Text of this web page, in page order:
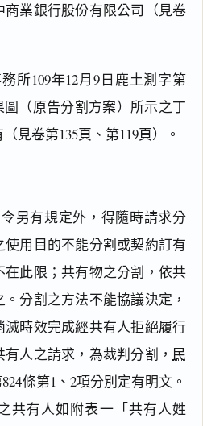
商業銀行股份有限公司（見卷
所109年12月9日鹿土測字第
圖（原告分割方案）所示之丁
見卷第135頁、第119頁）。
另有規定外，得隨時請求分
用目的不能分割或契約訂有
在此限；共有物之分割，依共
分割之方法不能協議決定，
滅時效完成經共有人拒絕履行
人之請求，為裁判分割， 民
824條第1、2項分別定有明文。
共有人如附表一「共有人姓